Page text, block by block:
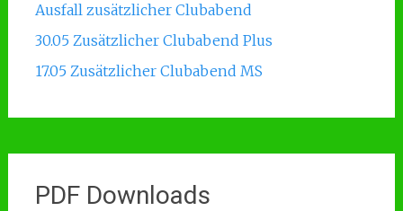
Ausfall zusätzlicher Clubabend
30.05 Zusätzlicher Clubabend Plus
17.05 Zusätzlicher Clubabend MS
PDF Downloads